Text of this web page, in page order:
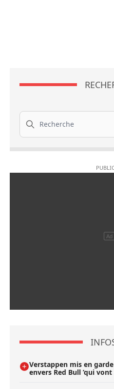
Recherche
Verstappen mis en
envers Red Bull ’qui